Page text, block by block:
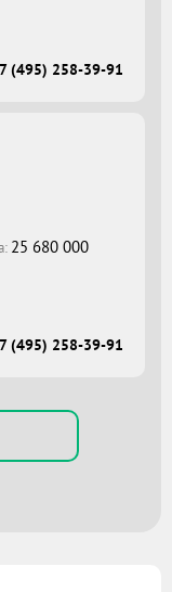
(495) 258-39-91
25 680 000
(495) 258-39-91